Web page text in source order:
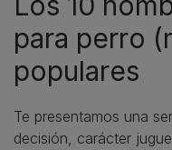
para perro
populares
Te presentamos una
decisión, carácter